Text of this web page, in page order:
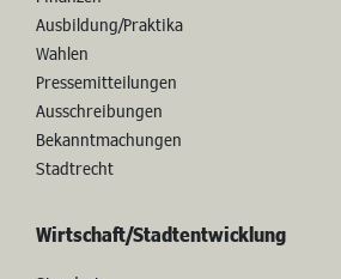
Politik
Finanzen
Ausbildung/Praktika
Wahlen
Pressemitteilungen
Ausschreibungen
Stadtrecht